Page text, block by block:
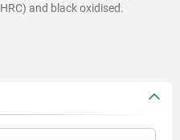
HRC) and black oxidised.